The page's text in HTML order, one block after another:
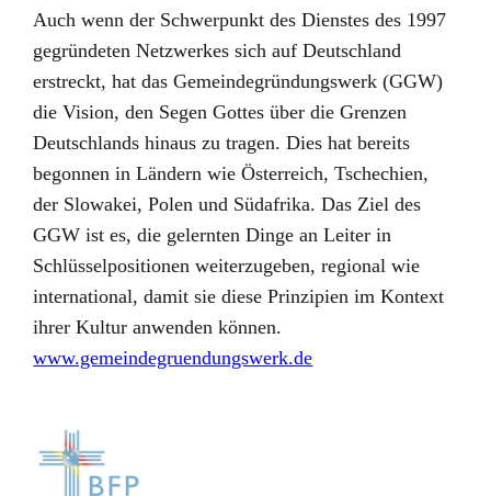
Auch wenn der Schwerpunkt des Dienstes des 1997
gegründeten Netzwerkes sich auf Deutschland
erstreckt, hat das Gemeindegründungswerk (GGW)
die Vision, den Segen Gottes über die Grenzen
Deutschlands hinaus zu tragen. Dies hat bereits
begonnen in Ländern wie Österreich, Tschechien,
der Slowakei, Polen und Südafrika. Das Ziel des
GGW ist es, die gelernten Dinge an Leiter in
Schlüsselpositionen weiterzugeben, regional wie
international, damit sie diese Prinzipien im Kontext
ihrer Kultur anwenden können.
www.gemeindegruendungswerk.de